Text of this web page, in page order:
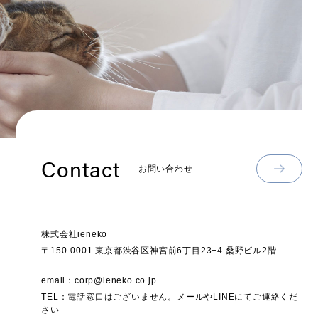
Contact お問い合わせ
株式会社ieneko
〒150-0001 東京都渋谷区神宮前6丁目23−4 桑野ビル2階
email：corp@ieneko.co.jp
TEL：電話窓口はございません。メールやLINEにてご連絡くだ
さい